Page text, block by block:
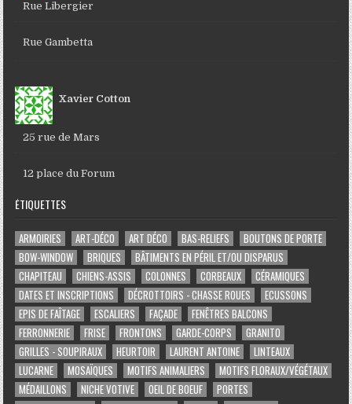
Rue Libergier
Rue Gambetta
Xavier Cotton
25 rue de Mars
12 place du Forum
ÉTIQUETTES
ARMOIRIES ART-DÉCO ART DÉCO BAS-RELIEFS
BOUTONS DE PORTE
BOW-WINDOW
BRIQUES
BÂTIMENTS EN PÉRIL ET/OU DISPARUS
CHAPITEAU
CHIENS-ASSIS COLONNES CORBEAUX
CÉRAMIQUES
DATES ET INSCRIPTIONS
DÉCROTTOIRS - CHASSE ROUES
ECUSSONS
EPIS DE FAÎTAGE
ESCALIERS FAÇADE
FENÊTRES BALCONS
FERRONNERIE
FRISE FRONTONS GARDE-CORPS
GRANITO
GRILLES - SOUPIRAUX
HEURTOIR LAURENT ANTOINE
LINTEAUX
LUCARNE
MOSAÏQUES MOTIFS ANIMALIERS
MOTIFS FLORAUX/VÉGÉTAUX
MÉDAILLONS
NICHE VOTIVE OEIL DE BOEUF
PORTES